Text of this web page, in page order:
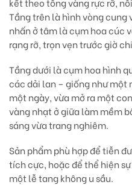
kết theotông vàng rực rỡ,
Tầng trên là hình vòng cung
nhấn ở tâm là cụm hoacúc
rạng rỡ, trọn vẹn trước giờ
Tầng dưới là cụm hoa hình
các dải lan – giống như một
một ngày, vừa mở ra một
vàng nhạt ở giữa làm mềm
sáng vừa trang nghiêm.
Sản phẩm phù hợp đểtiễn
tích cực, hoặc để thể hiện
một lễ tang không u sầu.